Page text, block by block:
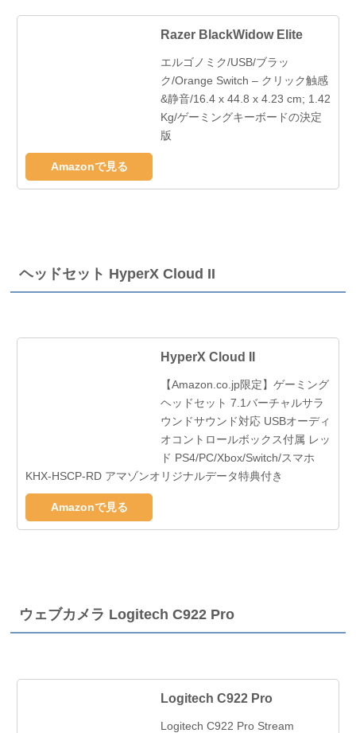
Razer BlackWidow Elite
エルゴノミク/USB/ブラッ
ク/Orange Switch – クリック触感
&静音/16.4 x 44.8 x 4.23 cm; 1.42
Kg/ゲーミングキーボードの決定
版
Amazonで見る
ヘッドセット HyperX Cloud II
HyperX Cloud II
【Amazon.co.jp限定】ゲーミング
ヘッドセット 7.1バーチャルサラ
ウンドサウンド対応 USBオーディ
オコントロールボックス付属 レッ
ド PS4/PC/Xbox/Switch/スマホ
KHX-HSCP-RD アマゾンオリジナルデータ特典付き
Amazonで見る
ウェブカメラ Logitech C922 Pro
Logitech C922 Pro
Logitech C922 Pro Stream